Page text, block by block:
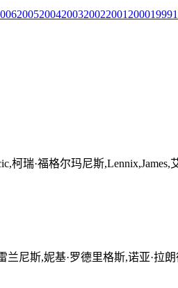
20052004200320022001 20001999
瑞·福格尔玛尼斯
尼斯,妮基·罗德里格斯,诺亚·拉